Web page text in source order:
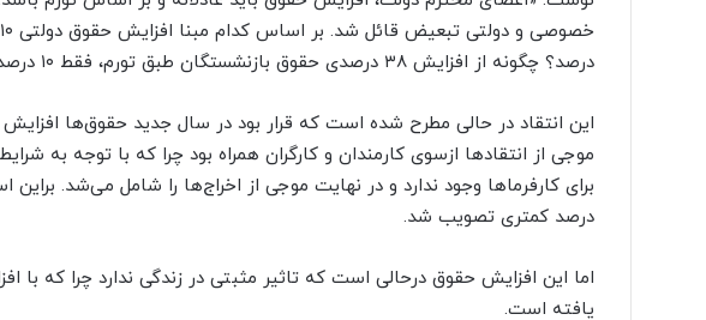
درصد؟ چگونه از افزایش ۳۸ درصدی حقوق بازنشستگان طبق تورم، فقط ۱۰ درصد اجرایی شده است؟»
موجی از انتقادها ازسوی کارمندان و کارگران همراه بود چرا که با توجه به
برای کارفرماها وجود ندارد و در نهایت موجی از اخراج‌ها را شامل می‌شد.
درصد کمتری تصویب شد.
اما این افزایش حقوق درحالی است که تاثیر مثبتی در زندگی ندارد چرا که
یافته است.